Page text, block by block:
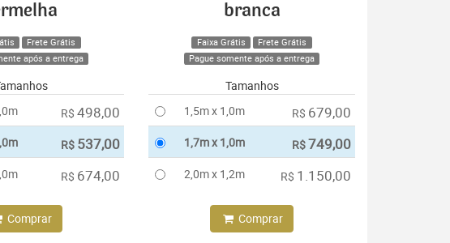
Frete Grátis
após a entrega
R$ 498,00
R$ 537,00
R$ 674,00
Comprar
branca
Faixa Grátis
Frete Grátis
Pague somente após a entrega
Tamanhos
1,5m x 1,0m
R$ 679,00
1,7m x 1,0m R$749,00
2,0m x 1,2m R$ 1.150,00
Comprar